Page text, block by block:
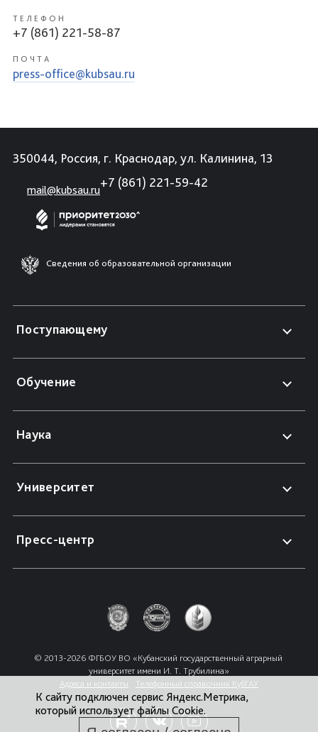
ТЕЛЕФОН
+7 (861) 221-58-87
ПОЧТА
press-office@kubsau.ru
350044, Россия, г. Краснодар, ул. Калинина, 13
mail@kubsau.ru
+7 (861) 221-59-42
Сведения об образовательной организации
Поступающему
Обучение
Наука
Университет
Пресс-центр
© 2013-2026 ФГБОУ ВО «Кубанский государственный аграрный
университет имени И. Т. Трубилина»
Адреса и контакты
Телефонный справочник КубГАУ
К сайту подключен сервис Яндекс.Метрика,
который использует файлы Cookie.